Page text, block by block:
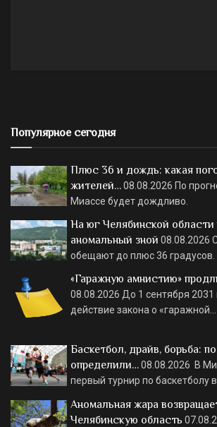
Популярное сегодня
Плюс 36 и дождь: какая
жителей…08.08.2026 По
Миассе будет дождливо.
На юг Челябинской области
аномальный зной 08.08.2026
обещают до плюс 36 градусов.
«Гаражную амнистию»
08.08.2026 До 1 сентября 2031
действие закона о «гаражной…
Баскетбол, драйв, борьба:
определили…08.08.2026 В
первый турнир по баскетболу
Аномальная жара
Челябинскую область